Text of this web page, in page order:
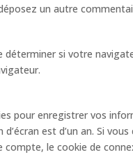
un autre
si votre
pour enregistrer vos
est d’un an. Si
le cookie de